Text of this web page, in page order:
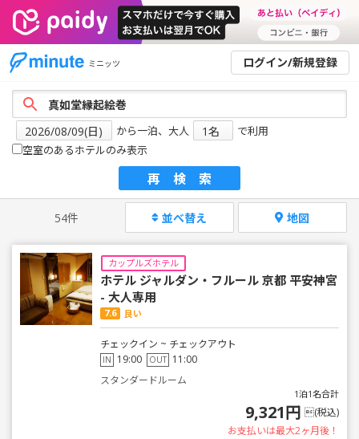
ミニッツ ログイン/新規登録
から一泊、大人
で利用
空室のあるホテルのみ表示
再検索
54件 並べ替え 地図
カップルズホテル
ホテル ジャルダン・フルール 京都 平安神宮
- 大人専用
7.6 良い
チェックイン ~ チェックアウト
IN 19:00 OUT 11:00
スタンダードルーム
1泊1名合計
9,321円 (税込)
お支払いは最大2ヶ月後！